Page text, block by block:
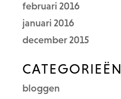
februari 2016
januari 2016
december 2015
CATEGORIEËN
bloggen